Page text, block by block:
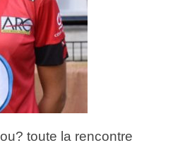
toute la rencontre